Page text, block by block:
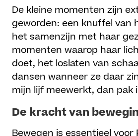
De kleine momenten zijn
geworden: een knuffel van
het samenzijn met haar
momenten waarop haar
doet, het loslaten van
dansen wanneer ze daar
mijn lijf meewerkt, dan pak
De kracht van
Bewegen is essentieel